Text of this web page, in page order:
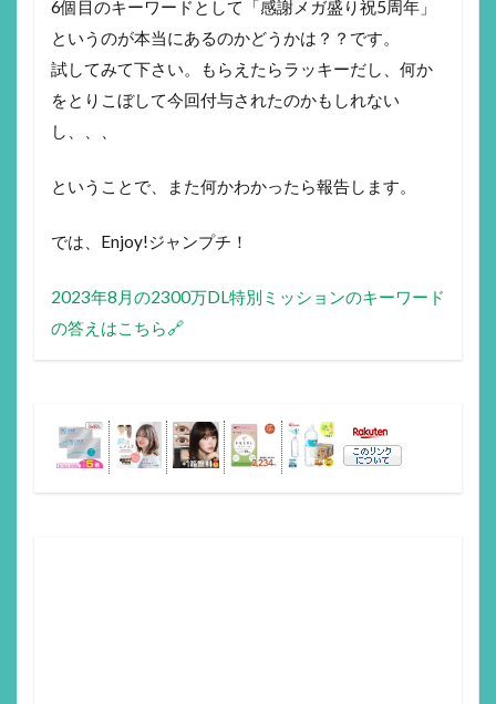
6個目のキーワードとして「感謝メガ盛り祝5周年」
というのが本当にあるのかどうかは？？です。
試してみて下さい。もらえたらラッキーだし、何か
をとりこぼして今回付与されたのかもしれない
し、、、
ということで、また何かわかったら報告します。
では、Enjoy!ジャンプチ！
2023年8月の2300万DL特別ミッションのキーワード
の答えはこちら🔗